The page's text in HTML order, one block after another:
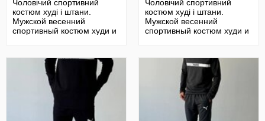
Чоловічий спортивний
костюм худі і штани.
Мужской весенний
спортивный костюм худи и
Чоловічий спортивний
костюм худі і штани.
Мужской весенний
спортивный костюм худи и